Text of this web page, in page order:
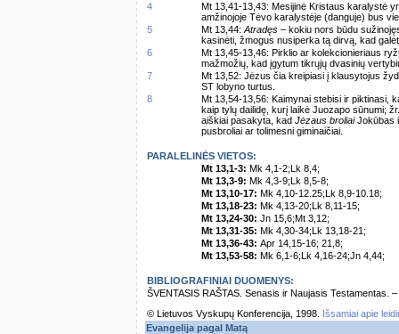
4
Mt 13,41-13,43: Mesijinė Kristaus karalystė
amžinojoje Tėvo karalystėje (danguje) bus
5
Mt 13,44: Atradęs – kokiu nors būdu
kasinėti, žmogus nusiperka tą dirvą, kad
6
Mt 13,45-13,46: Pirklio ar kolekcionieriaus
mažmožių, kad įgytum tikrųjų dvasinių
7
Mt 13,52: Jėzus čia kreipiasi į klausytojus
ST lobyno turtus.
8
Mt 13,54-13,56: Kaimynai stebisi ir piktinasi,
kaip tylų dailidę, kurį laikė Juozapo sūnumi;
aiškiai pasakyta, kad Jėzaus broliaiJokūbas
pusbroliai ar tolimesni giminaičiai.
PARALELINĖS VIETOS:
Mt 13,1-3: Mk 4,1-2;Lk 8,4;
Mt 13,3-9: Mk 4,3-9;Lk 8,5-8;
Mt 13,10-17: Mk 4,10-12.25;Lk 8,9-10.18;
Mt 13,18-23: Mk 4,13-20;Lk 8,11-15;
Mt 13,24-30: Jn 15,6;Mt 3,12;
Mt 13,31-35: Mk 4,30-34;Lk 13,18-21;
Mt 13,36-43: Apr 14,15-16; 21,8;
Mt 13,53-58: Mk 6,1-6;Lk 4,16-24;Jn 4,44;
BIBLIOGRAFINIAI DUOMENYS:
ŠVENTASIS RAŠTAS. Senasis ir Naujasis Testamentas.
© Lietuvos Vyskupų Konferencija, 1998.
Išsamiai apie
Evangelija pagal Matą